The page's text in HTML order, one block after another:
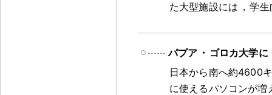
た大型施設には ， 学生
パプア ・ ゴロカ大学に
日本から南へ約4600
に使えるパソコンが増